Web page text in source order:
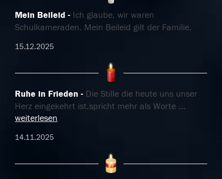
Mein Beileid
Ich glaube, wir waren
Schulkameraden. Mein Beileid gilt der Familie.
15.12.2025
Ruhe in Frieden
Die Stille die heute uns unser
Herz eingekehrt ist,spricht mehr als Worte ...
weiterlesen
14.11.2025